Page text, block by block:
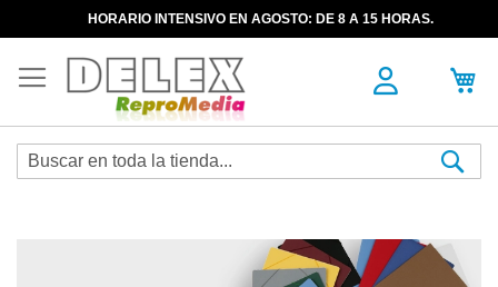
HORARIO INTENSIVO EN AGOSTO: DE 8 A 15 HORAS.